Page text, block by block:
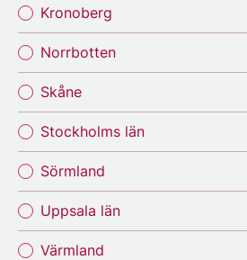
Kronoberg
Norrbotten
Skåne
Stockholms län
Sörmland
Uppsala län
Värmland